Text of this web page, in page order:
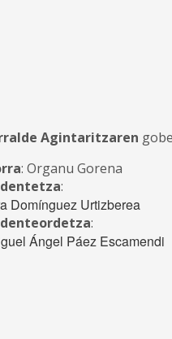
Agintaritzaren
: Organu Gorena
:
Domínguez Urtizberea
:
Ángel Páez Escamendi